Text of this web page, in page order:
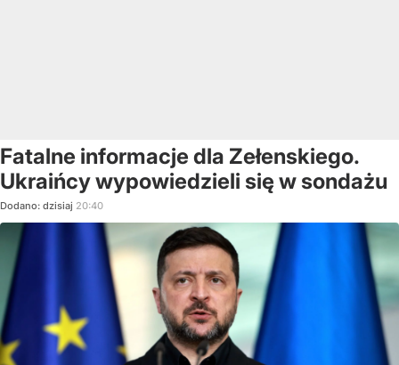
Fatalne informacje dla Zełenskiego.
Ukraińcy wypowiedzieli się w sondażu
Dodano: dzisiaj 20:40